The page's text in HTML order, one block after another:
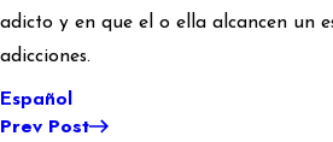
adicto y en que el o ella alcancen un
adicciones.
Español
Prev Post